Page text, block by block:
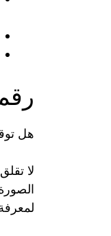
هل
لا